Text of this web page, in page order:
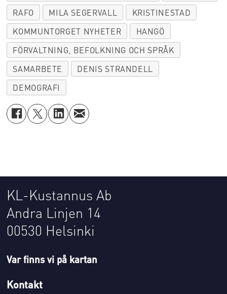
RAFO
MILA SEGERVALL
KRISTINESTAD
KOMMUNTORGET NYHETER
HANGÖ
FÖRVALTNING, BEFOLKNING OCH SPRÅK
SAMARBETE
DENIS STRANDELL
DEMOGRAFI
KL-Kustannus Ab
Andra Linjen 14
00530 Helsinki
Var finns vi på kartan
Kontakt